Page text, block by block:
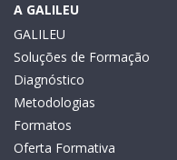
A GALILEU
GALILEU
Soluções de Formação
Diagnóstico
Metodologias
Formatos
Oferta Formativa